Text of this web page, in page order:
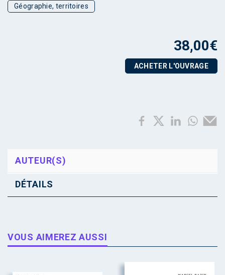
Géographie, territoires
38,00€
ACHETER L'OUVRAGE
AUTEUR(S)
DÉTAILS
VOUS AIMEREZ AUSSI